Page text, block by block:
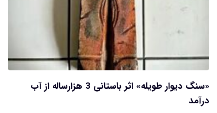
«سنگ دیوار طویله» اثر باستانی 3 هزارساله از آب
درآمد